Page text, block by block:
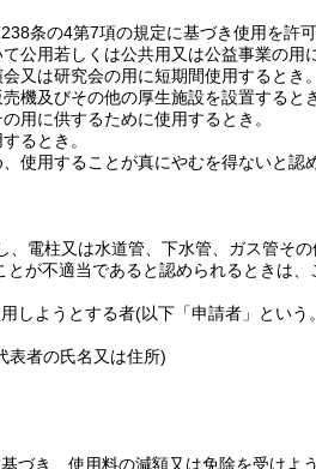
条の4第7項の規定に基づき使用を許可
公用若しくは公共用又は公益事業の用
又は研究会の用に短期間使用するとき。
機及びその他の厚生施設を設置するとき
用に供するために使用するとき。
るとき。
使用することが真にやむを得ないと認
、電柱又は水道管、下水管、ガス管そ
が不適当であると認められるときは、
しようとする者(以下「申請者」という
表者の氏名又は住所)
づき、使用料の減額又は免除を受けよ